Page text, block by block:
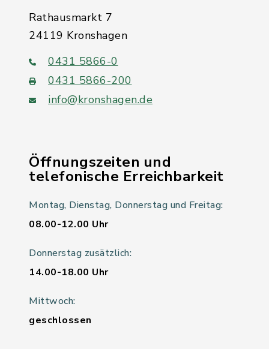
Rathausmarkt 7
24119 Kronshagen
0431 5866-0
0431 5866-200
info@kronshagen.de
Öffnungszeiten und
telefonische Erreichbarkeit
Montag, Dienstag, Donnerstag und Freitag:
08.00-12.00 Uhr
Donnerstag zusätzlich:
14.00-18.00 Uhr
Mittwoch:
geschlossen